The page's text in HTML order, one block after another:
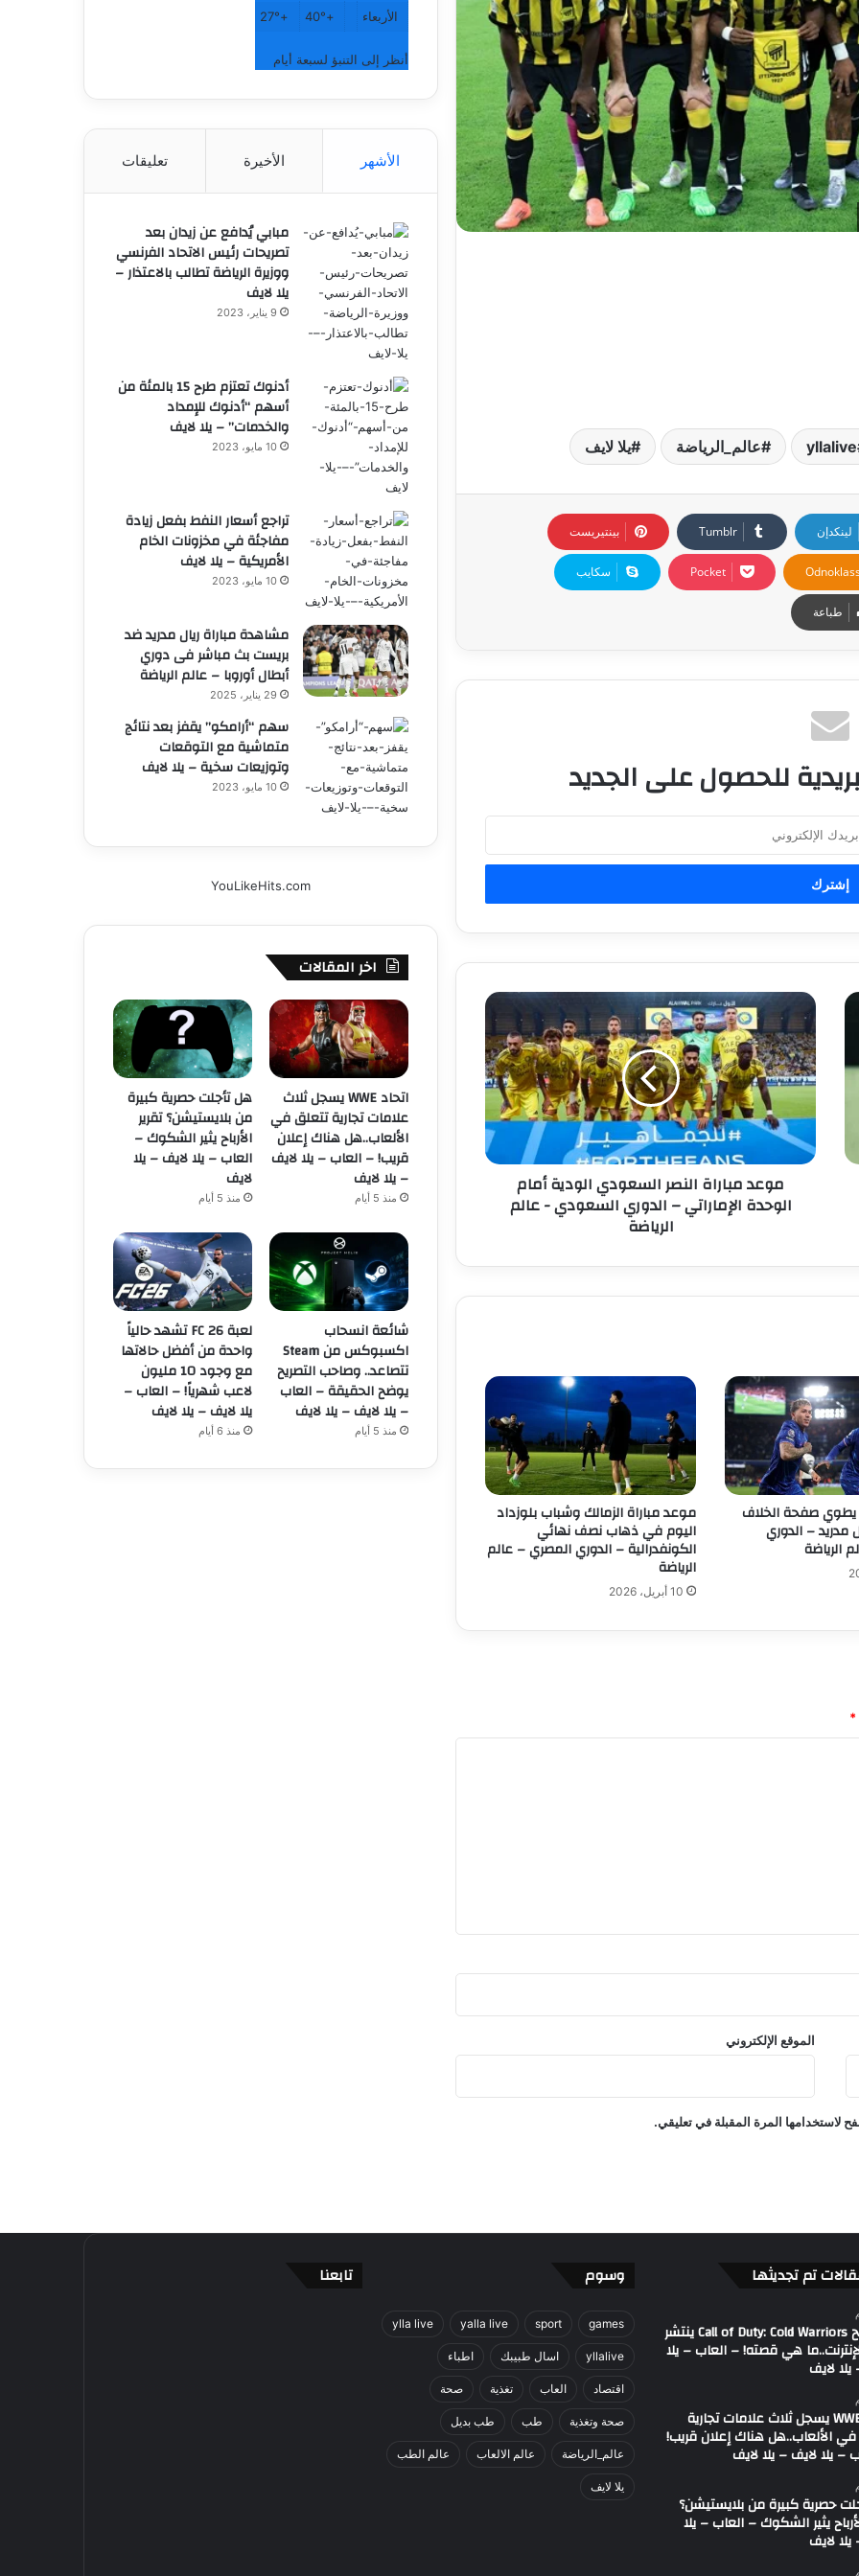
yllalive عالم_الرياضة يلا لايف
لينكدإن بينتيريست
‫Pocket سكايب
طباعة
للحصول على الجديد
م
و
ع
د
م
ب
ا
ر
ا
ص
و
د
ي
ا
ل
و
ة
ر
س
-
ا
ا
ل
ر
ض
ة
موعد مباراة النصر السعودي الودية أمام
الوحدة الإماراتي – الدوري السعودي - عالم
الرياضة
صفحة الخلاف
مدريد – الدوري
الرياضة
موعد مباراة الزمالك وشباب بلوزداد
اليوم في ذهاب نصف نهائي
الكونفدرالية – الدوري المصري – عالم
الرياضة
10 أبريل، 2026
*
الموقع الإلكتروني
لاستخدامها المرة المقبلة في تعليقي.
الأربعاء
+
40°
+
27°
أنظر إلى التنبؤ لسبعة أيام
الأشهر الأخيرة تعليقات
مبابي يُدافع عن زيدان بعد
تصريحات رئيس الاتحاد الفرنسي
ووزيرة الرياضة تطالب بالاعتذار –
يلا لايف
9 يناير، 2023
أدنوك تعتزم طرح 15 بالمئة من
أسهم “أدنوك للإمداد
والخدمات” – يلا لايف
10 مايو، 2023
تراجع أسعار النفط بفعل زيادة
مفاجئة في مخزونات الخام
الأمريكية – يلا لايف
10 مايو، 2023
مشاهدة مباراة ريال مدريد ضد
بريست بث مباشر فى دوري
أبطال أوروبا – عالم الرياضة
29 يناير، 2025
سهم “أرامكو” يقفز بعد نتائج
متماشية مع التوقعات
وتوزيعات سخية – يلا لايف
10 مايو، 2023
YouLikeHits.com
اخر المقالات
اتحاد WWE يسجل ثلاث
علامات تجارية تتعلق في
الألعاب..هل هناك إعلان
قريب! – العاب – يلا لايف
– يلا لايف
منذ 5 أيام
هل تأجلت حصرية كبيرة
من بلايستيشن؟ تقرير
الأرباح يثير الشكوك –
العاب – يلا لايف – يلا
لايف
منذ 5 أيام
شائعة انسحاب
اكسبوكس من Steam
تتصاعد.. وصاحب التصريح
يوضح الحقيقة – العاب
– يلا لايف – يلا لايف
منذ 5 أيام
لعبة FC 26 تشهد حالياً
واحدة من أفضل حالاتها
مع وجود 10 مليون
لاعب شهرياً! – العاب –
يلا لايف – يلا لايف
منذ 6 أيام
تم تجديثها
مصطلح Call of Duty: Cold Warriors ينتشر
هي قصته! – العاب – يلا
لايف
اتحاد WWE يسجل ثلاث علامات تجارية
الألعاب..هل هناك إعلان قريب!
– يلا لايف – يلا لايف
حصرية كبيرة من بلايستيشن؟
يثير الشكوك – العاب – يلا
لايف
وسوم
games
sport
yalla live
ylla live
yllalive اسال طبيبك اطباء
اقتصاد العاب تغذية صحة
صحة وتغذية طب طب بديل
عالم_الرياضة عالم الالعاب عالم الطب
يلا لايف
تابعنا